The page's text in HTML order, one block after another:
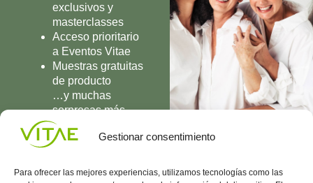
Gestionar consentimiento
Para ofrecer las mejores experiencias, utilizamos tecnologías como las
exclusivos y
masterclasses
Acceso prioritario
a Eventos Vitae
Muestras gratuitas
de producto
…y muchas
sorpresas más
UNIRME